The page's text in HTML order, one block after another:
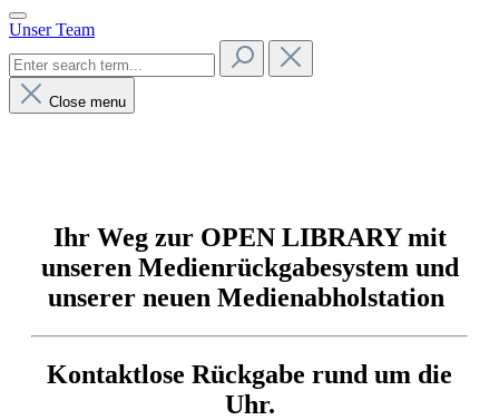
Unser Team
Close menu
Ihr Weg zur OPEN LIBRARY mit
unseren Medienrückgabesystem und
unserer neuen Medienabholstation
Kontaktlose Rückgabe rund um die
Uhr.